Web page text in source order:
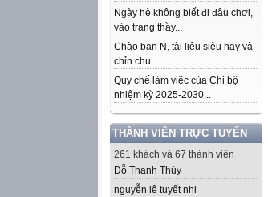
Ngày hè không biết đi đâu chơi,
vào trang thầy...
Chào bạn N, tài liệu siêu hay và
chỉn chu...
Quy chế làm việc của Chi bộ
nhiệm kỳ 2025-2030...
THÀNH VIÊN TRỰC TUYẾN
261 khách và 67 thành viên
Đỗ Thanh Thủy
nguyễn lê tuyết nhi